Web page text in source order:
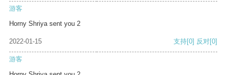
游客
Horny Shriya sent you 2
2022-01-15 支持[0] 反对[0]
游客